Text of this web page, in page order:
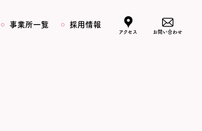
事業所一覧 採用情報
アクセス お問い合わせ